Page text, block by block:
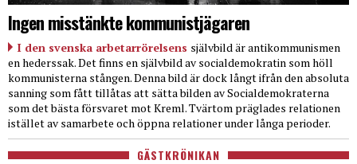
Ingen misstänkte kommunistjägaren
I den svenska arbetarrörelsens självbild är antikommunismen
en hederssak. Det finns en självbild av socialdemokratin som höll
kommunisterna stången. Denna bild är dock långt ifrån den absoluta
sanning som fått tillåtas att sätta bilden av Socialdemokraterna
som det bästa försvaret mot Kreml. Tvärtom präglades relationen
istället av samarbete och öppna relationer under långa perioder.
GÄSTKRÖNIKAN